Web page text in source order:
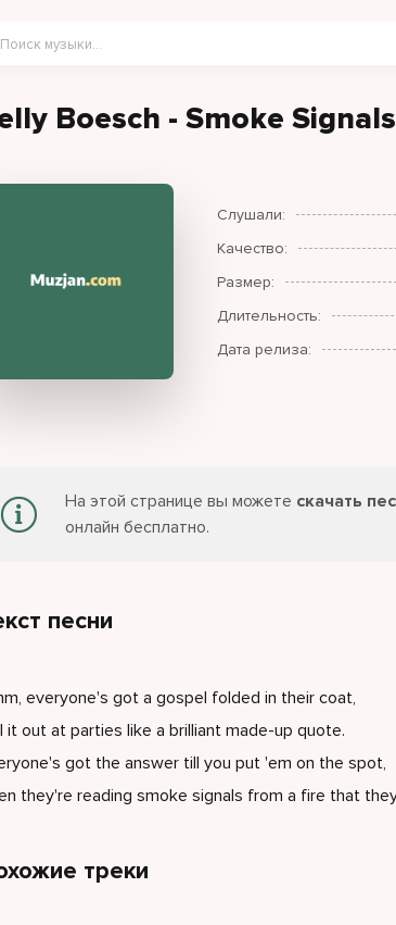
Boesch - Smoke Signals
Слушали:
Качество:
Размер:
Длительность:
Дата релиза:
На этой странице вы можете скачать
онлайн бесплатно.
песни
everyone's got a gospel folded in their coat,
it out at parties like a brilliant made-up quote.
got the answer till you put 'em on the spot,
they're reading smoke signals from a fire that
треки